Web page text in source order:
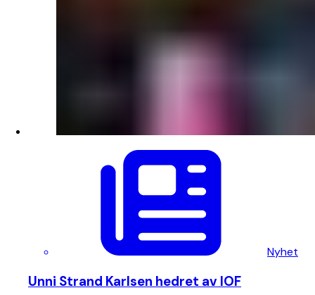
Nyhet
Unni Strand Karlsen hedret av IOF